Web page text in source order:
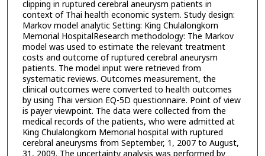
clipping in ruptured cerebral aneurysm patients in
context of Thai health economic system. Study design:
Markov model analytic Setting: King Chulalongkorn
Memorial HospitalResearch methodology: The Markov
model was used to estimate the relevant treatment
costs and outcome of ruptured cerebral aneurysm
patients. The model input were retrieved from
systematic reviews. Outcomes measurement, the
clinical outcomes were converted to health outcomes
by using Thai version EQ-5D questionnaire. Point of view
is payer viewpoint. The data were collected from the
medical records of the patients, who were admitted at
King Chulalongkorn Memorial hospital with ruptured
cerebral aneurysms from September, 1, 2007 to August,